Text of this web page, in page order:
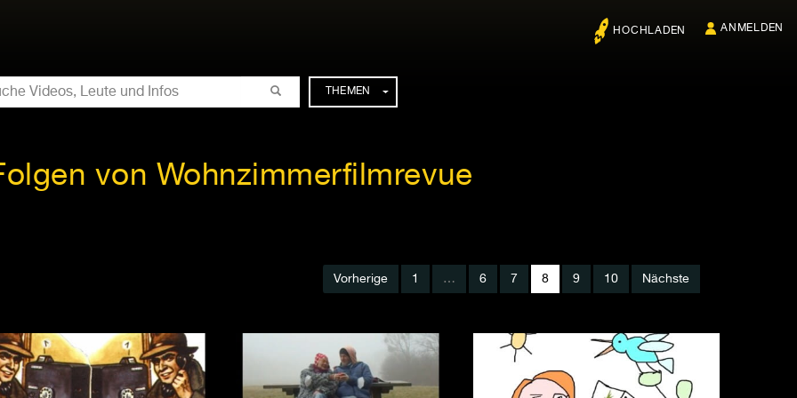
HOCHLADEN ANMELDEN
THEMEN
von Wohnzimmerfilmrevue
Vorherige 1 … 6 7 8 9 10 Nächste